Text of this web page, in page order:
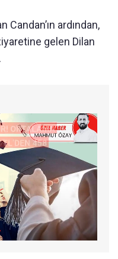
ardından,
gelen Dilan